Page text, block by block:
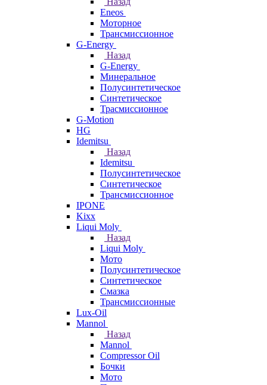
Eneos
Моторное
Трансмиссионное
G-Energy
Назад
G-Energy
Минеральное
Полусинтетическое
Синтетическое
Трасмиссионное
G-Motion
HG
Idemitsu
Назад
Idemitsu
Полусинтетическое
Синтетическое
Трансмиссионное
IPONE
Kixx
Liqui Moly
Назад
Liqui Moly
Мото
Полусинтетическое
Синтетическое
Смазка
Трансмиссионные
Lux-Oil
Mannol
Назад
Mannol
Compressor Oil
Бочки
Мото